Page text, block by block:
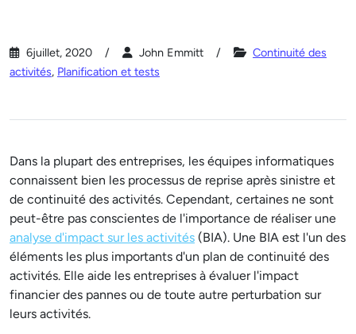
6juillet, 2020 John Emmitt
Continuité des
activités, Planification et tests
Dans la plupart des entreprises, les équipes informatiques
connaissent bien les processus de reprise après sinistre et
de continuité des activités. Cependant, certaines ne sont
peut-être pas conscientes de l'importance de réaliser une
analyse d'impact sur les activités (BIA). Une BIA est l'un des
éléments les plus importants d'un plan de continuité des
activités. Elle aide les entreprises à évaluer l'impact
financier des pannes ou de toute autre perturbation sur
leurs activités.